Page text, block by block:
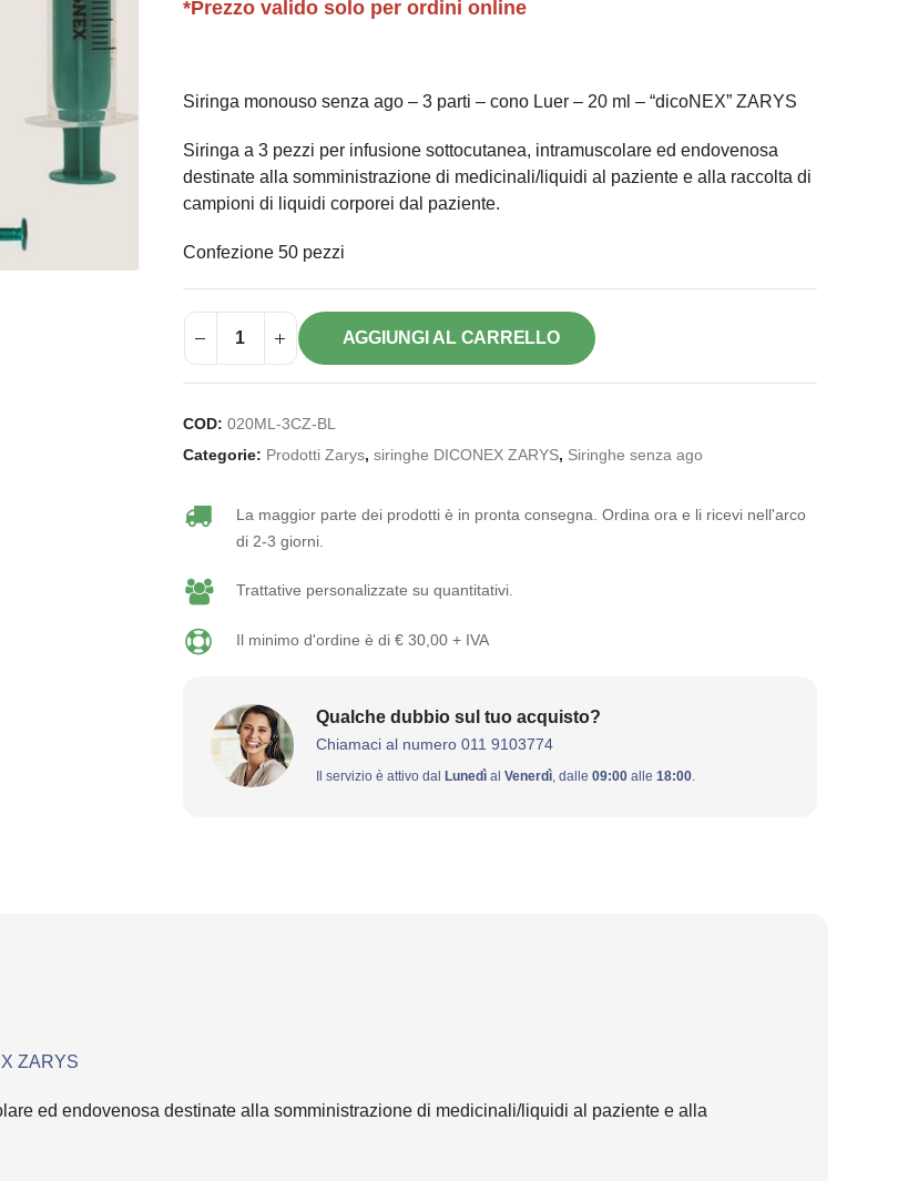
*Prezzo valido solo per ordini online
Siringa monouso senza ago – 3 parti – cono Luer – 20 ml – “dicoNEX” ZARYS
Siringa a 3 pezzi per infusione sottocutanea, intramuscolare ed endovenosa
destinate alla somministrazione di medicinali/liquidi al paziente e alla raccolta di
campioni di liquidi corporei dal paziente.
Confezione 50 pezzi
AGGIUNGI AL CARRELLO
COD: 020ML-3CZ-BL
Categorie: Prodotti Zarys, siringhe DICONEX ZARYS, Siringhe senza ago
La maggior parte dei prodotti è in pronta consegna. Ordina ora e li ricevi nell'arco
di 2-3 giorni.
Trattative personalizzate su quantitativi.
Il minimo d'ordine è di € 30,00 + IVA
Qualche dubbio sul tuo acquisto?
Chiamaci al numero 011 9103774
Il servizio è attivo dal Lunedìal Venerdì, dalle 09:00alle 18:00.
ZARYS
ed endovenosa destinate alla somministrazione di medicinali/liquidi al paziente e alla